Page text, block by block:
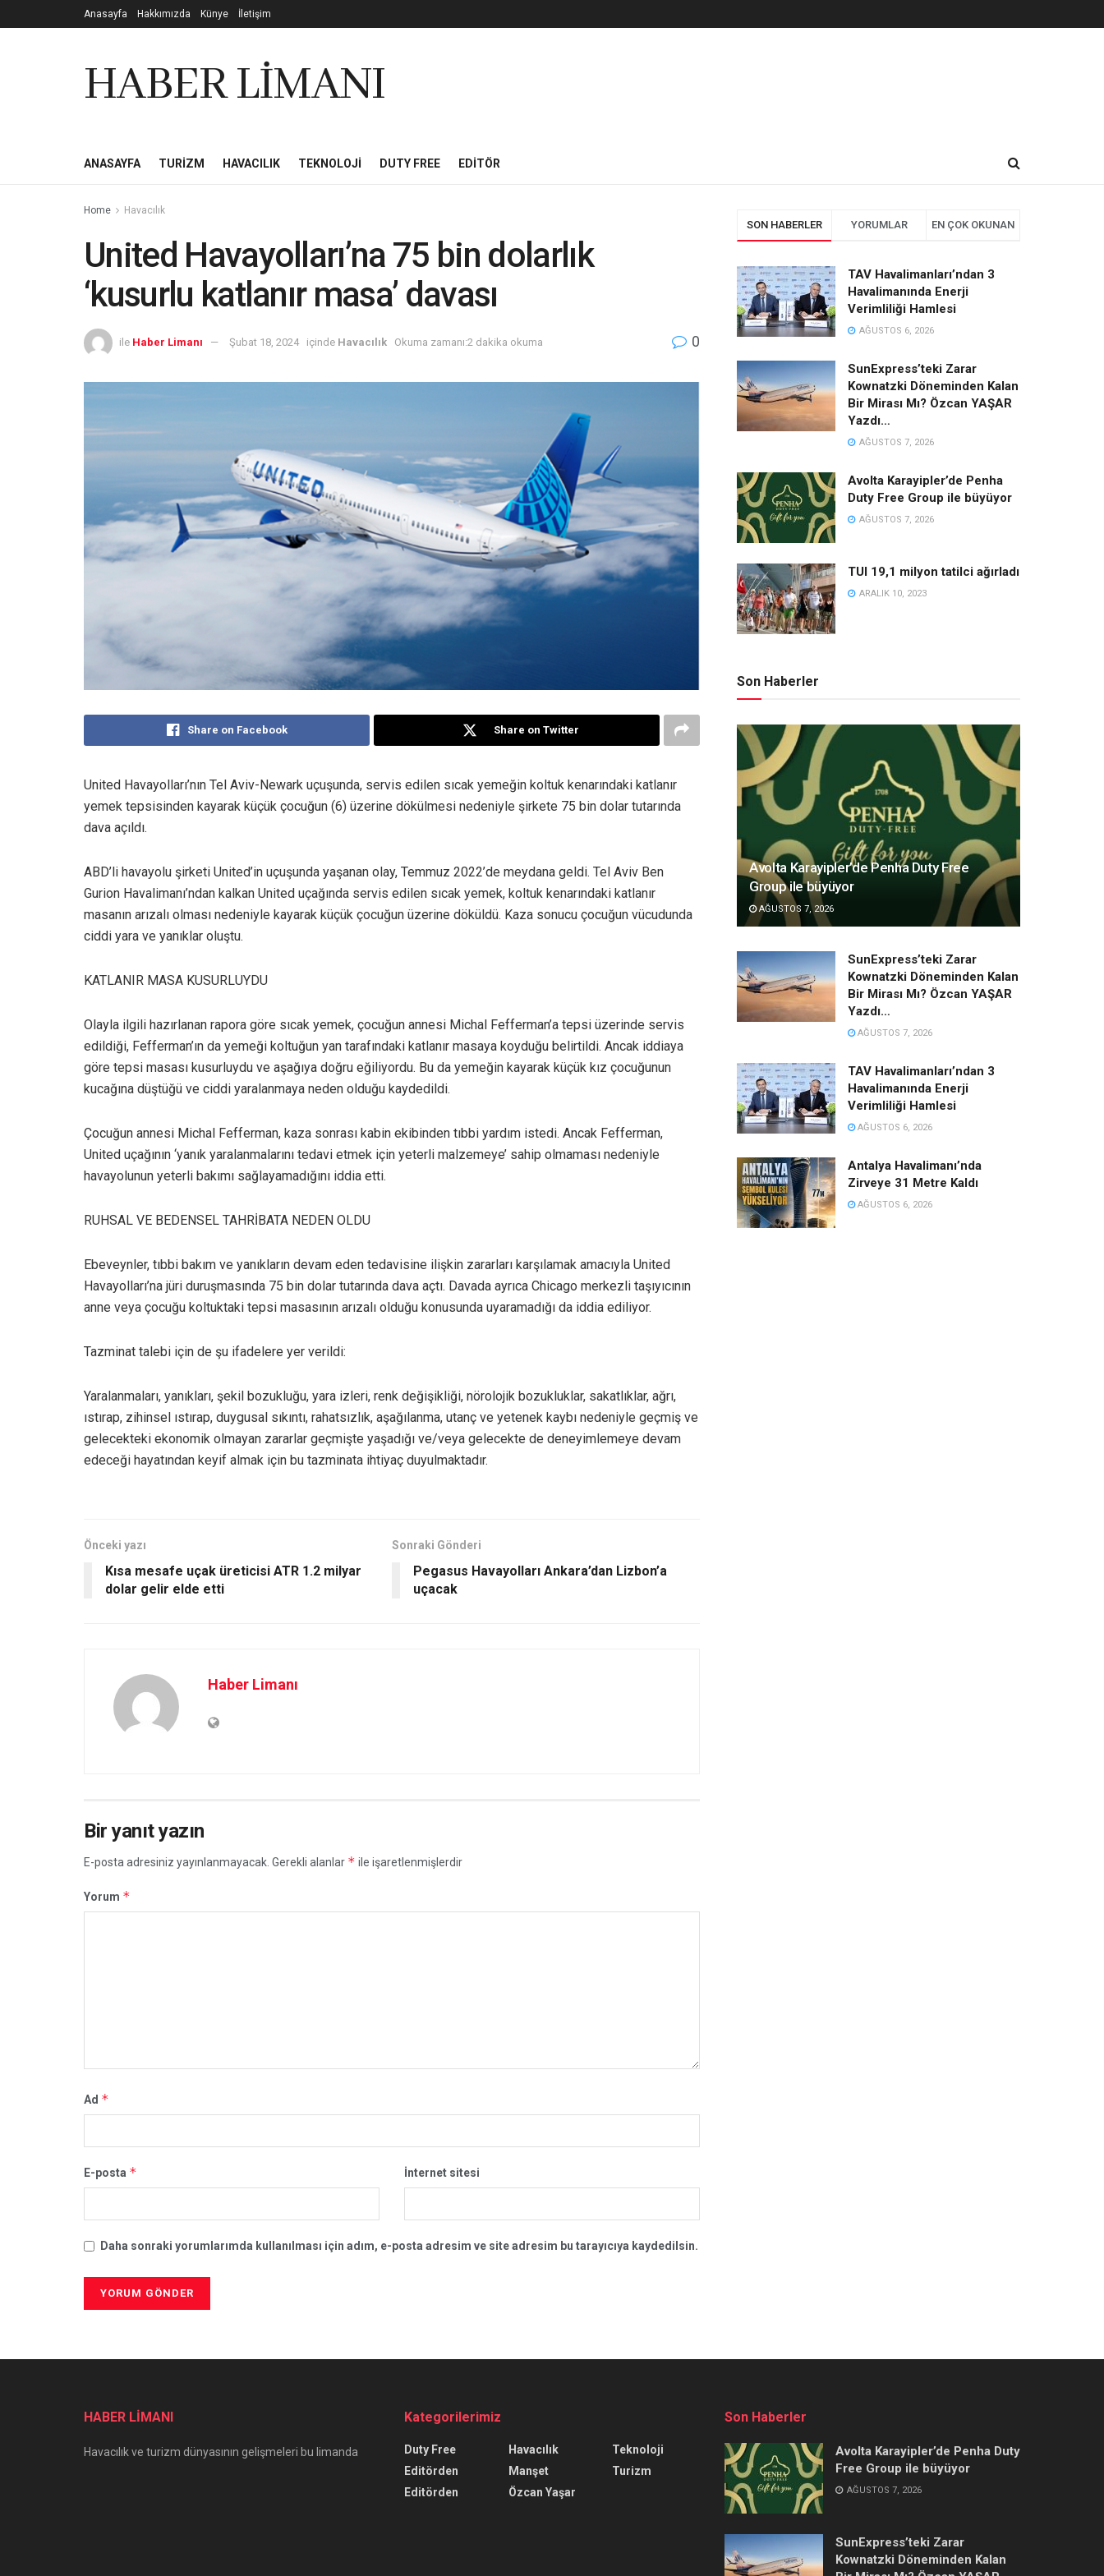
Anasayfa Hakkımızda Künye İletişim
HABER LİMANI
ANASAYFA TURIZM HAVACILIK TEKNOLOJI DUTY FREE EDITÖR
Home Havacılık
United Havayolları’na 75 bin dolarlık
‘kusurlu katlanır masa’ davası
ile Haber Limanı Şubat 18, 2024 içinde Havacılık Okuma zamanı:2 dakika okuma 0
Share on Facebook Share on Twitter
United Havayolları’nın Tel Aviv-Newark uçuşunda, servis edilen sıcak yemeğin koltuk kenarındaki katlanır
yemek tepsisinden kayarak küçük çocuğun (6) üzerine dökülmesi nedeniyle şirkete 75 bin dolar tutarında
dava açıldı.
ABD’li havayolu şirketi United’in uçuşunda yaşanan olay, Temmuz 2022’de meydana geldi. Tel Aviv Ben
Gurion Havalimanı’ndan kalkan United uçağında servis edilen sıcak yemek, koltuk kenarındaki katlanır
masanın arızalı olması nedeniyle kayarak küçük çocuğun üzerine döküldü. Kaza sonucu çocuğun vücudunda
ciddi yara ve yanıklar oluştu.
KATLANIR MASA KUSURLUYDU
Olayla ilgili hazırlanan rapora göre sıcak yemek, çocuğun annesi Michal Fefferman’a tepsi üzerinde servis
edildiği, Fefferman’ın da yemeği koltuğun yan tarafındaki katlanır masaya koyduğu belirtildi. Ancak iddiaya
göre tepsi masası kusurluydu ve aşağıya doğru eğiliyordu. Bu da yemeğin kayarak küçük kız çocuğunun
kucağına düştüğü ve ciddi yaralanmaya neden olduğu kaydedildi.
Çocuğun annesi Michal Fefferman, kaza sonrası kabin ekibinden tıbbi yardım istedi. Ancak Fefferman,
United uçağının ‘yanık yaralanmalarını tedavi etmek için yeterli malzemeye’ sahip olmaması nedeniyle
havayolunun yeterli bakımı sağlayamadığını iddia etti.
RUHSAL VE BEDENSEL TAHRİBATA NEDEN OLDU
Ebeveynler, tıbbi bakım ve yanıkların devam eden tedavisine ilişkin zararları karşılamak amacıyla United
Havayolları’na jüri duruşmasında 75 bin dolar tutarında dava açtı. Davada ayrıca Chicago merkezli taşıyıcının
anne veya çocuğu koltuktaki tepsi masasının arızalı olduğu konusunda uyaramadığı da iddia ediliyor.
Tazminat talebi için de şu ifadelere yer verildi:
Yaralanmaları, yanıkları, şekil bozukluğu, yara izleri, renk değişikliği, nörolojik bozukluklar, sakatlıklar, ağrı,
ıstırap, zihinsel ıstırap, duygusal sıkıntı, rahatsızlık, aşağılanma, utanç ve yetenek kaybı nedeniyle geçmiş ve
gelecekteki ekonomik olmayan zararlar geçmişte yaşadığı ve/veya gelecekte de deneyimlemeye devam
edeceği hayatından keyif almak için bu tazminata ihtiyaç duyulmaktadır.
Önceki yazı
Kısa mesafe uçak üreticisi ATR 1.2 milyar
dolar gelir elde etti
Sonraki Gönderi
Pegasus Havayolları Ankara’dan Lizbon’a
uçacak
Haber Limanı
Bir yanıt yazın
E-posta adresiniz yayınlanmayacak. Gerekli alanlar * ile işaretlenmişlerdir
Yorum *
Ad *
E-posta * İnternet sitesi
Daha sonraki yorumlarımda kullanılması için adım, e-posta adresim ve site adresim bu tarayıcıya kaydedilsin.
SON HABERLER YORUMLAR EN ÇOK OKUNAN
TAV Havalimanları’ndan 3
Havalimanında Enerji
Verimliliği Hamlesi
AĞUSTOS 6, 2026
SunExpress’teki Zarar
Kownatzki Döneminden Kalan
Bir Mirası Mı? Özcan YAŞAR
Yazdı…
AĞUSTOS 7, 2026
Avolta Karayipler’de Penha
Duty Free Group ile büyüyor
AĞUSTOS 7, 2026
TUI 19,1 milyon tatilci ağırladı
ARALIK 10, 2023
Son Haberler
Avolta Karayipler’de Penha Duty Free
Group ile büyüyor
AĞUSTOS 7, 2026
SunExpress’teki Zarar
Kownatzki Döneminden Kalan
Bir Mirası Mı? Özcan YAŞAR
Yazdı…
AĞUSTOS 7, 2026
TAV Havalimanları’ndan 3
Havalimanında Enerji
Verimliliği Hamlesi
AĞUSTOS 6, 2026
Antalya Havalimanı’nda
Zirveye 31 Metre Kaldı
AĞUSTOS 6, 2026
HABER LİMANI
Havacılık ve turizm dünyasının gelişmeleri bu limanda
Kategorilerimiz
Duty Free
Editörden
Editörden
Havacılık
Manşet
Özcan Yaşar
Teknoloji
Turizm
Son Haberler
Avolta Karayipler’de Penha Duty
Free Group ile büyüyor
AĞUSTOS 7, 2026
SunExpress’teki Zarar
Kownatzki Döneminden Kalan